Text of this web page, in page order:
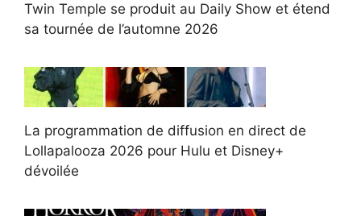
Twin Temple se produit au Daily Show et étend
sa tournée de l’automne 2026
La programmation de diffusion en direct de
Lollapalooza 2026 pour Hulu et Disney+
dévoilée